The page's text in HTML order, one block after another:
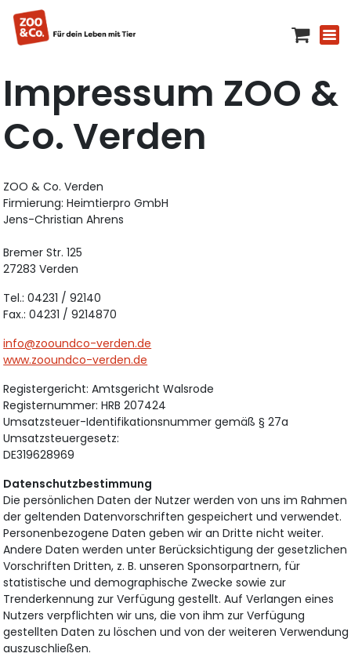
Impressum ZOO &
Co. Verden
ZOO & Co. Verden
Firmierung: Heimtierpro GmbH
Jens-Christian Ahrens
Bremer Str. 125
27283 Verden
Tel.: 04231 / 92140
Fax.: 04231 / 9214870
info@zooundco-verden.de
www.zooundco-verden.de
Registergericht: Amtsgericht Walsrode
Registernummer: HRB 207424
Umsatzsteuer-Identifikationsnummer gemäß § 27a
Umsatzsteuergesetz:
DE319628969
Datenschutzbestimmung
Die persönlichen Daten der Nutzer werden von uns im Rahmen
der geltenden Datenvorschriften gespeichert und verwendet.
Personenbezogene Daten geben wir an Dritte nicht weiter.
Andere Daten werden unter Berücksichtigung der gesetzlichen
Vorschriften Dritten, z. B. unseren Sponsorpartnern, für
statistische und demographische Zwecke sowie zur
Trenderkennung zur Verfügung gestellt. Auf Verlangen eines
Nutzers verpflichten wir uns, die von ihm zur Verfügung
gestellten Daten zu löschen und von der weiteren Verwendung
auszuschließen.